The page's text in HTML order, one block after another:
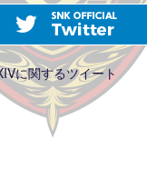
に関するツイート